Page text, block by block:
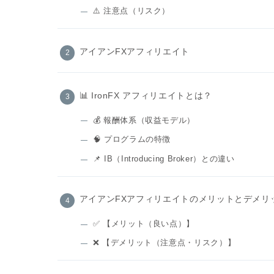
⚠️ 注意点（リスク）
アイアンFXアフィリエイト
📊 IronFX アフィリエイトとは？
💰 報酬体系（収益モデル）
🧠 プログラムの特徴
📌 IB（Introducing Broker）との違い
アイアンFXアフィリエイトのメリットとデメリ
✅ 【メリット（良い点）】
❌ 【デメリット（注意点・リスク）】